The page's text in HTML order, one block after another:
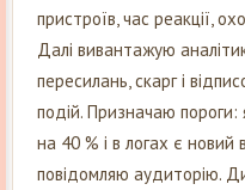
пристроїв, час реакції,
Далі вивантажую
пересилань, скарг і
подій. Призначаю пороги:
на 40 % і в логах є
повідомляю аудиторію.